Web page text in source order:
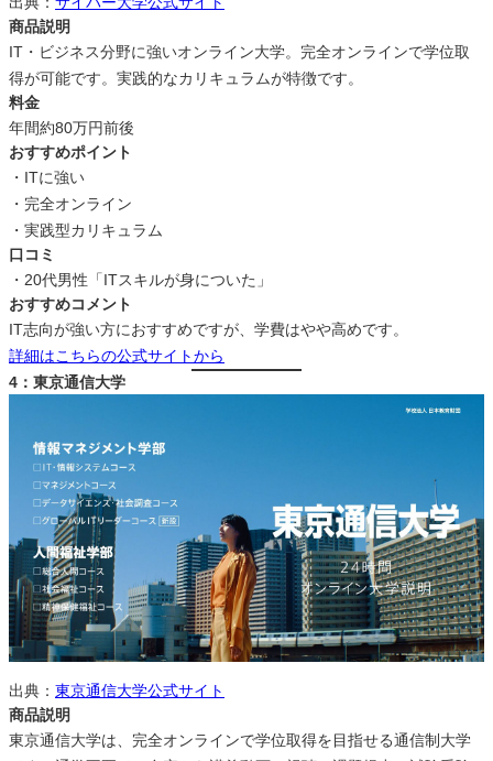
商品説明
IT・ビジネス分野に強いオンライン大学。完全オンラインで学位取
得が可能です。実践的なカリキュラムが特徴です。
料金
年間約80万円前後
おすすめポイント
・ITに強い
・完全オンライン
・実践型カリキュラム
口コミ
・20代男性「ITスキルが身についた」
おすすめコメント
IT志向が強い方におすすめですが、学費はやや高めです。
詳細はこちらの公式サイトから
4：東京通信大学
出典： 東京通信大学公式サイト
商品説明
東京通信大学は、完全オンラインで学位取得を目指せる通信制大学